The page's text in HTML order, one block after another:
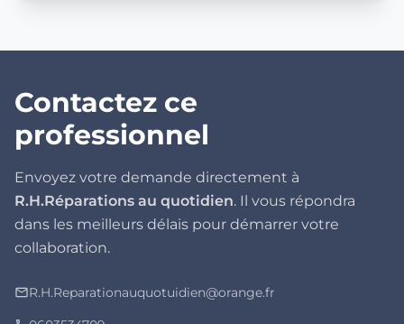
Contactez ce
professionnel
Envoyez votre demande directement à
R.H.Réparations au quotidien. Il vous répondra
dans les meilleurs délais pour démarrer votre
collaboration.
mail_outlineR.H.Reparationauquotuidien@orange.fr